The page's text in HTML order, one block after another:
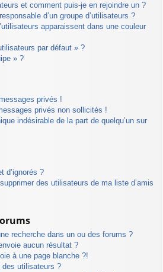
et comment puis-je en rejoindre un ?
d’un groupe d’utilisateurs ?
apparaissent dans une couleur
par défaut » ?
» ?
privés !
privés non sollicités !
indésirable de la part de quelqu’un sur
d’ignorés ?
des utilisateurs de ma liste d’amis
recherche dans un ou des forums ?
aucun résultat ?
à une page blanche ?!
des utilisateurs ?